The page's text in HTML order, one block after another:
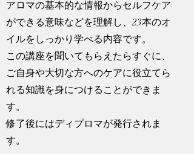
アロマの基本的な情報からセルフケア
ができる意味などを理解し、23本のオ
イルをしっかり学べる内容です。
この講座を聞いてもらえたらすぐに、
ご自身や大切な方へのケアに役立てら
れる知識を身につけることができま
す。
修了後にはディプロマが発行されま
す。